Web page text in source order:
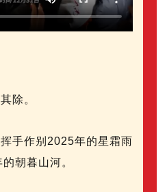
除。
手作别2025年的星霜雨
朝暮山河。